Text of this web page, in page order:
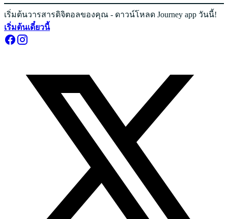
เริ่มต้นวารสารดิจิตอลของคุณ - ดาวน์โหลด Journey app วันนี้!
เริ่มต้นเดี๋ยวนี้